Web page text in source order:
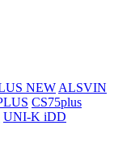
NEW ALSVIN
CS75plus
UNI-K iDD